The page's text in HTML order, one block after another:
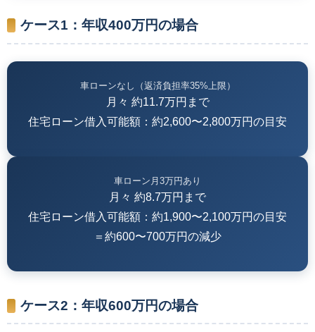
ケース1：年収400万円の場合
車ローンなし（返済負担率35%上限）
月々 約11.7万円まで
住宅ローン借入可能額：約2,600〜2,800万円の目安
車ローン月3万円あり
月々 約8.7万円まで
住宅ローン借入可能額：約1,900〜2,100万円の目安
＝約600〜700万円の減少
ケース2：年収600万円の場合